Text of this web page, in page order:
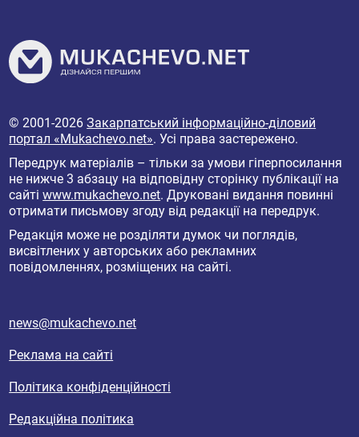
© 2001-2026Закарпатський інформаційно-діловий
портал «Mukachevo.net». Усі права застережено.
Передрук матеріалів – тільки за умови гіперпосилання
не нижче 3 абзацу на відповідну сторінку публікації на
сайтіwww.mukachevo.net. Друковані видання повинні
отримати письмову згоду від редакції на передрук.
Редакція може не розділяти думок чи поглядів,
висвітлених у авторських або рекламних
повідомленнях, розміщених на сайті.
news@mukachevo.net
Реклама на сайті
Політика конфіденційності
Редакційна політика